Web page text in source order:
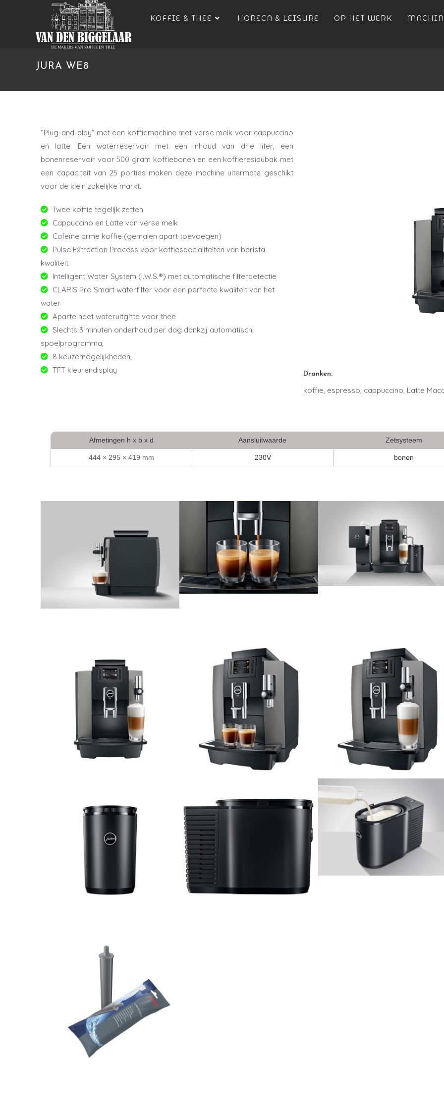
KOFFIE & THEE HORECA & LEISURE OP HET WERK
JURA WE8
“Plug-and-play” met een koffiemachine met verse melk voor cappuccino
en latte. Een waterreservoir met een inhoud van drie liter, een
bonenreservoir voor 500 gram koffiebonen en een koffieresidubak met
een capaciteit van 25 porties maken deze machine uitermate geschikt
voor de klein zakelijke markt.
Twee koffie tegelijk zetten
Cappuccino en Latte van verse melk
Cafeïne arme koffie (gemalen apart toevoegen)
Pulse Extraction Process voor koffiespecialiteiten van barista-
kwaliteit.
Intelligent Water System (I.W.S.®) met automatische filterdetectie
CLARIS Pro Smart waterfilter voor een perfecte kwaliteit van het
water
Aparte heet wateruitgifte voor thee
Slechts 3 minuten onderhoud per dag dankzij automatisch
spoelprogramma,
8 keuzemogelijkheden,
TFT kleurendisplay
Dranken:
koffie, espresso, cappuccino, Latte
Afmetingen h x b x d
444 × 295 × 419 mm
Aansluitwaarde
230V
Zetsysteem
bonen